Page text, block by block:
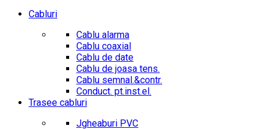
Cabluri
Cablu alarma
Cablu coaxial
Cablu de date
Cablu de joasa tens.
Cablu semnal.&contr.
Conduct. pt.inst.el.
Trasee cabluri
Jgheaburi PVC